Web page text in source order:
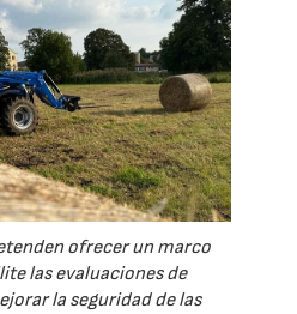
ofrecer un marco
las evaluaciones de
la seguridad de las